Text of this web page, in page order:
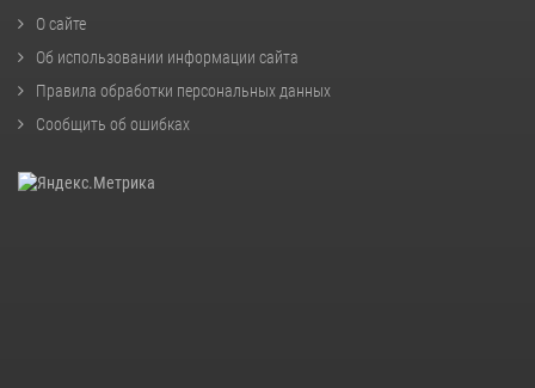
О сайте
Об использовании информации сайта
Правила обработки персональных данных
Сообщить об ошибках